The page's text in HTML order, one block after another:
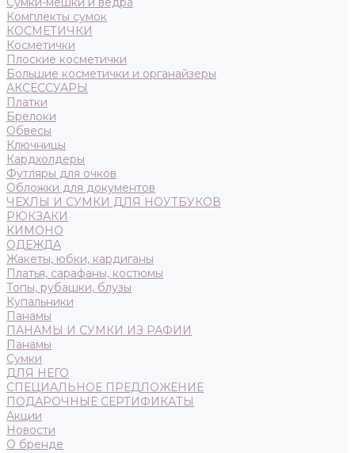
Комплекты сумок
КОСМЕТИЧКИ
Косметички
Плоские косметички
Большие косметички и органайзеры
АКСЕССУАРЫ
Платки
Брелоки
Обвесы
Ключницы
Кардхолдеры
Футляры для очков
Обложки для документов
ЧЕХЛЫ И СУМКИ ДЛЯ НОУТБУКОВ
РЮКЗАКИ
КИМОНО
ОДЕЖДА
Жакеты, юбки, кардиганы
Платья, сарафаны, костюмы
Топы, рубашки, блузы
Купальники
Панамы
ПАНАМЫ И СУМКИ ИЗ РАФИИ
Панамы
Сумки
ДЛЯ НЕГО
СПЕЦИАЛЬНОЕ ПРЕДЛОЖЕНИЕ
ПОДАРОЧНЫЕ СЕРТИФИКАТЫ
Акции
Новости
О бренде